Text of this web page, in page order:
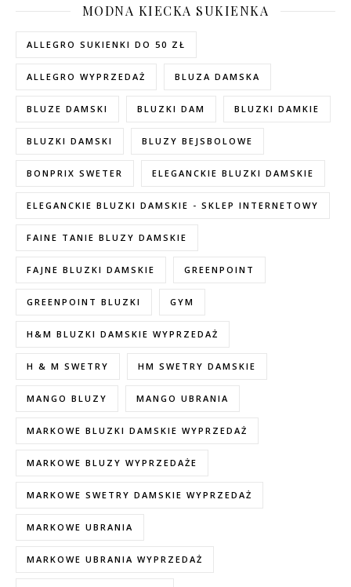
MODNA KIECKA SUKIENKA
ALLEGRO SUKIENKI DO 50 ZŁ
ALLEGRO WYPRZEDAŻ BLUZA DAMSKA
BLUZE DAMSKI BLUZKI DAM BLUZKI DAMKIE
BLUZKI DAMSKI BLUZY BEJSBOLOWE
BONPRIX SWETER ELEGANCKIE BLUZKI DAMSKIE
ELEGANCKIE BLUZKI DAMSKIE - SKLEP INTERNETOWY
FAINE TANIE BLUZY DAMSKIE
FAJNE BLUZKI DAMSKIE GREENPOINT
GREENPOINT BLUZKI GYM
H&M BLUZKI DAMSKIE WYPRZEDAŻ
H & M SWETRY HM SWETRY DAMSKIE
MANGO BLUZY MANGO UBRANIA
MARKOWE BLUZKI DAMSKIE WYPRZEDAŻ
MARKOWE BLUZY WYPRZEDAŻE
MARKOWE SWETRY DAMSKIE WYPRZEDAŻ
MARKOWE UBRANIA
MARKOWE UBRANIA WYPRZEDAŻ